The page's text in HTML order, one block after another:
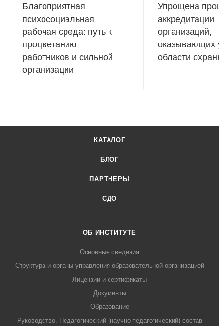
Благоприятная
психосоциальная
рабочая среда: путь к
процветанию
работников и сильной
организации
Упрощена
аккредитации
организаций,
оказывающих
области
КАТАЛОГ
БЛОГ
ПАРТНЕРЫ
СДО
ОБ ИНСТИТУТЕ
Основные сведения
Структура и органы управления образовательной организацией
Лицензии и сертификаты
Документы
Образование
Руководство. Педагогический (научно-педагогический) состав